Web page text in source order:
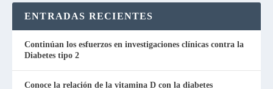
ENTRADAS RECIENTES
Continúan los esfuerzos en investigaciones clínicas contra la
Diabetes tipo 2
Conoce la relación de la vitamina D con la diabetes